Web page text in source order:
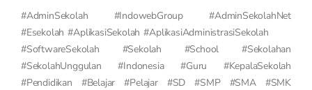
#AdminSekolah #IndowebGroup #AdminSekolahNet
#Esekolah #AplikasiSekolah #AplikasiAdministrasiSekolah
#SoftwareSekolah #Sekolah #School #Sekolahan
#SekolahUnggulan #Indonesia #Guru #KepalaSekolah
#Pendidikan #Belajar #Pelajar #SD #SMP #SMA #SMK